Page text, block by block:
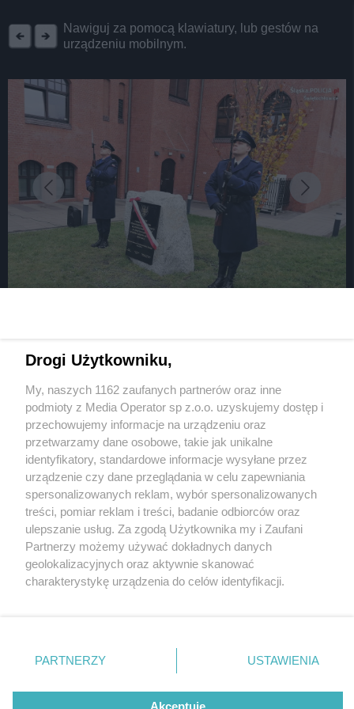
Nawiguj za pomocą klawiatury, lub gestów na
urządzeniu mobilnym.
W Muzeum Powstań Śląskich odsłonięto tablicę
3 / 4
Odsłonięcie tablicy
W Muzeum Powstań Śląskich odsłonięto tablicę
upamiętniającą świętochłowickich policjantów
będących ofiarami Zbrodni Katyńskiej. W uroczystości
wziął udział m.in. Andrzej Szromek, wnuk jednego ze
została policyjną Asystą Honorową i występem
orkiestry.
Wydawca mediów lokalnych
Nie zapomnij
zapoznać się z:
polityką prywatności regulamin korzystania z portali
Twojemiasto
Piekary Śląskie
Chorzów
Tarnowskie Góry
Gliwice
Skontakuj sięz nami
Kontakt
Wydawca
Redakcja
Drogi Użytkowniku,
My, naszych 1162 zaufanych partnerów oraz inne
podmioty z Media Operator sp z.o.o. uzyskujemy dostęp i
przechowujemy informacje na urządzeniu oraz
przetwarzamy dane osobowe, takie jak unikalne
identyfikatory, standardowe informacje wysyłane przez
urządzenie czy dane przeglądania w celu zapewniania
spersonalizowanych reklam, wybór spersonalizowanych
treści, pomiar reklam i treści, badanie odbiorców oraz
ulepszanie usług. Za zgodą Użytkownika my i Zaufani
Partnerzy możemy używać dokładnych danych
geolokalizacyjnych oraz aktywnie skanować
charakterystykę urządzenia do celów identyfikacji.
zmienić/wycofać klikając przycisk ustawień prywatności
znajdujący się w lewym dolnym rogu strony
rodzaje przetwarzania danych nie wymagają zgody
użytkownika, ale masz prawo sprzeciwić się takiemu
PARTNERZY USTAWIENIA
Akceptuję